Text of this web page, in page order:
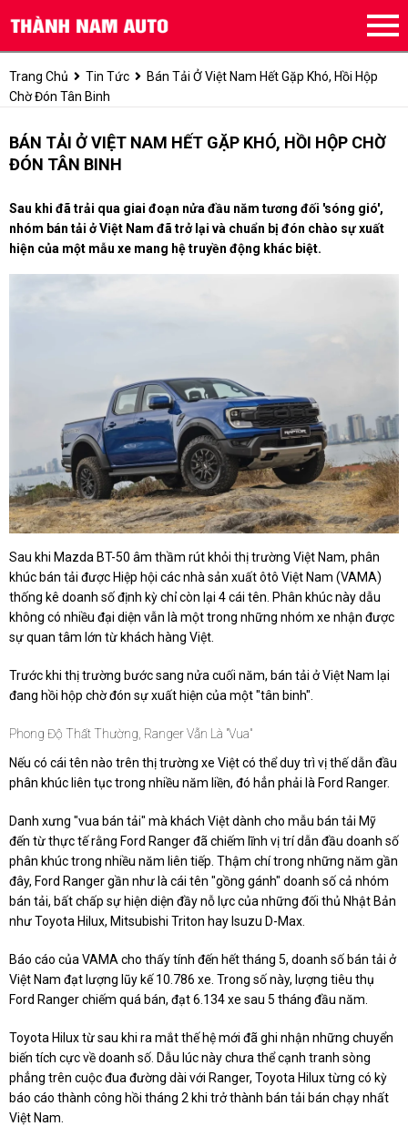
Trang Chủ Tin Tức
Bán Tải Ở Việt Nam Hết Gặp Khó, Hồi Hộp
Chờ Đón Tân Binh
BÁN TẢI Ở VIỆT NAM HẾT GẶP KHÓ, HỒI HỘP CHỜ
ĐÓN TÂN BINH
Sau khi đã trải qua giai đoạn nửa đầu năm tương đối 'sóng gió',
nhóm bán tải ở Việt Nam đã trở lại và chuẩn bị đón chào sự xuất
hiện của một mẫu xe mang hệ truyền động khác biệt.
Sau khi Mazda BT-50 âm thầm rút khỏi thị trường Việt Nam, phân
khúc bán tải được Hiệp hội các nhà sản xuất ôtô Việt Nam (VAMA)
thống kê doanh số định kỳ chỉ còn lại 4 cái tên. Phân khúc này dẫu
không có nhiều đại diện vẫn là một trong những nhóm xe nhận được
sự quan tâm lớn từ khách hàng Việt.
Trước khi thị trường bước sang nửa cuối năm, bán tải ở Việt Nam lại
đang hồi hộp chờ đón sự xuất hiện của một "tân binh".
Phong Độ Thất Thường, Ranger Vẫn Là "vua"
Nếu có cái tên nào trên thị trường xe Việt có thể duy trì vị thế dẫn đầu
phân khúc liên tục trong nhiều năm liền, đó hẳn phải là Ford Ranger.
Danh xưng "vua bán tải" mà khách Việt dành cho mẫu bán tải Mỹ
đến từ thực tế rằng Ford Ranger đã chiếm lĩnh vị trí dẫn đầu doanh số
phân khúc trong nhiều năm liên tiếp. Thậm chí trong những năm gần
đây, Ford Ranger gần như là cái tên "gồng gánh" doanh số cả nhóm
bán tải, bất chấp sự hiện diện đầy nỗ lực của những đối thủ Nhật Bản
như Toyota Hilux, Mitsubishi Triton hay Isuzu D-Max.
Báo cáo của VAMA cho thấy tính đến hết tháng 5, doanh số bán tải ở
Việt Nam đạt lượng lũy kế 10.786 xe. Trong số này, lượng tiêu thụ
Ford Ranger chiếm quá bán, đạt 6.134 xe sau 5 tháng đầu năm.
Toyota Hilux từ sau khi ra mắt thế hệ mới đã ghi nhận những chuyển
biến tích cực về doanh số. Dẫu lúc này chưa thể cạnh tranh sòng
phẳng trên cuộc đua đường dài với Ranger, Toyota Hilux từng có kỳ
báo cáo thành công hồi tháng 2 khi trở thành bán tải bán chạy nhất
Việt Nam.